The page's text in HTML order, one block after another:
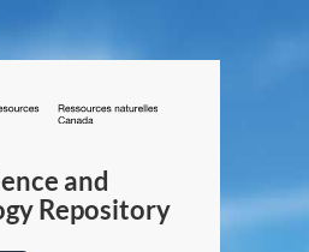
/
Canada
and
Repository